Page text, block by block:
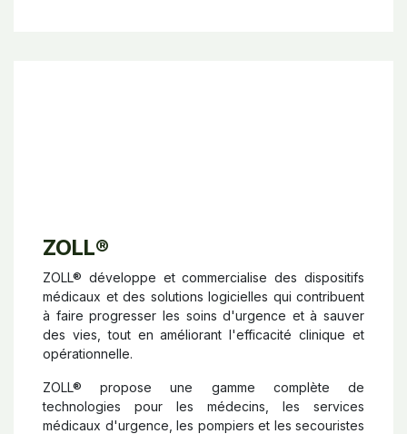
ZOLL®
ZOLL® développe et commercialise des dispositifs
médicaux et des solutions logicielles qui contribuent
à faire progresser les soins d'urgence et à sauver
des vies, tout en améliorant l'efficacité clinique et
opérationnelle.
ZOLL® propose une gamme complète de
technologies pour les médecins, les services
médicaux d'urgence, les pompiers et les secouristes